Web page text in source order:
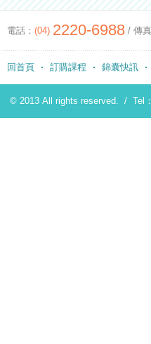
電話： (04) 2220-6988 / 傳真
回首頁 訂購課程 錦囊快訊
© 2013 All rights reserved. / Tel